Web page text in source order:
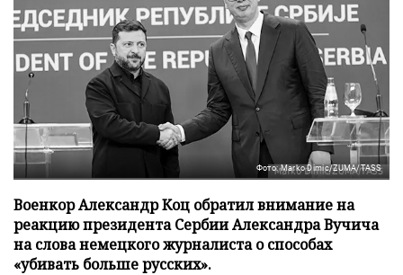
Фото: Marko Dimic/ZUMA/TASS
Военкор Александр Коц обратил внимание на
реакцию президента Сербии Александра Вучича
на слова немецкого журналиста о способах
«убивать больше русских».